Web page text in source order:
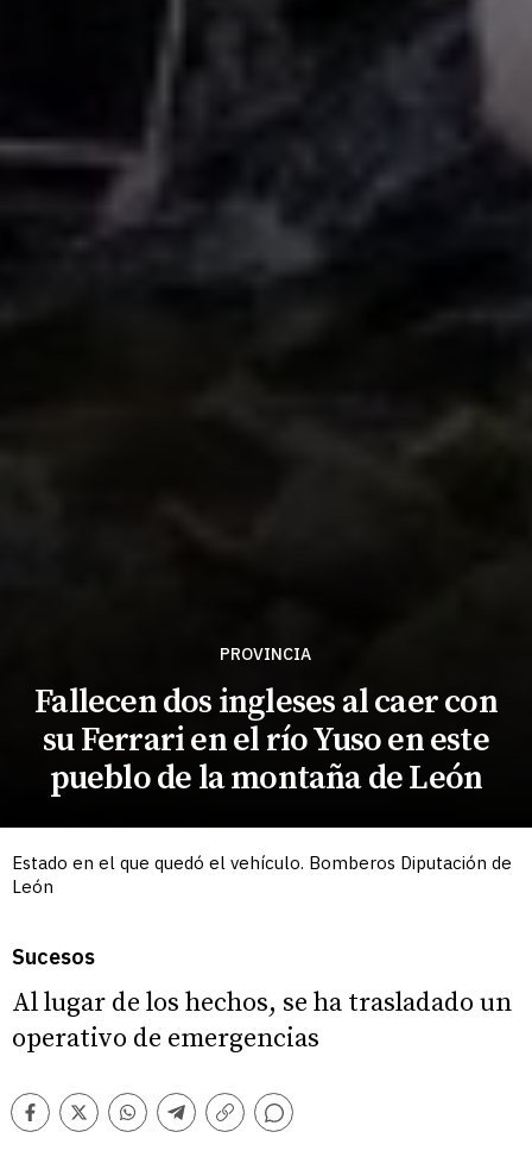
PROVINCIA
Fallecen dos ingleses al caer con
su Ferrari en el río Yuso en este
pueblo de la montaña de León
Estado en el que quedó el vehículo. Bomberos Diputación de
León
Sucesos
Al lugar de los hechos, se ha trasladado un
operativo de emergencias
Facebook
TwitterWhatsappTelegram
Copiar
Comentarios